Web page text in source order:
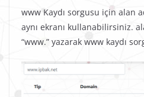
www Kaydı sorgusu için alan
aynı ekranı kullanabilirsiniz.
“www.” yazarak www kaydı